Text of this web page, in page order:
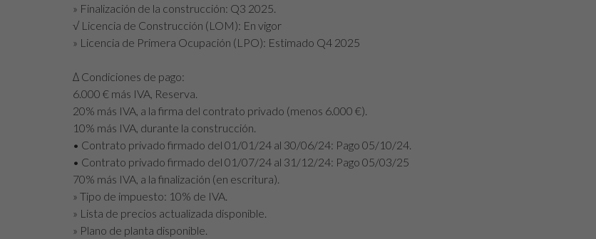
» Finalización de la construcción: Q3 2025.
√ Licencia de Construcción (LOM): En vigor
» Licencia de Primera Ocupación (LPO): Estimado Q4 2025
∆ Condiciones de pago:
6.000 € más IVA, Reserva.
20% más IVA, a la firma del contrato privado (menos 6.000 €).
10% más IVA, durante la construcción.
• Contrato privado firmado del 01/01/24 al 30/06/24: Pago 05/10/24.
• Contrato privado firmado del 01/07/24 al 31/12/24: Pago 05/03/25
70% más IVA, a la finalización (en escritura).
» Tipo de impuesto: 10% de IVA.
» Lista de precios actualizada disponible.
» Plano de planta disponible.